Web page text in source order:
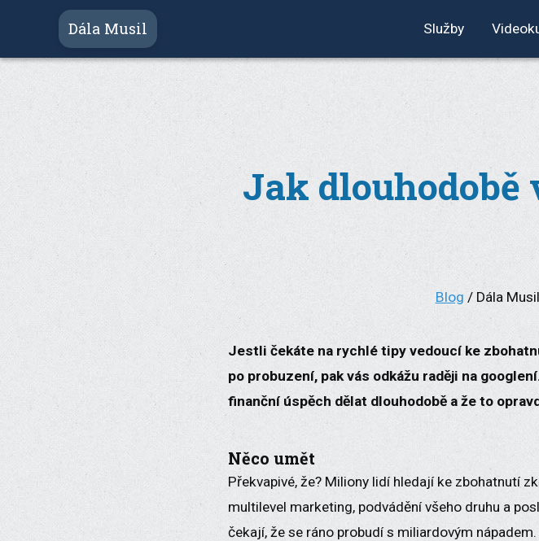
Dála Musil Služby
Jak
Blog / Dála
Jestli čekáte na rychlé tipy vedoucí ke
po probuzení, pak vás odkážu raději na
finanční úspěch dělat dlouhodobě a že to
Něco umět
Překvapivé, že? Miliony lidí hledají ke zbohatnutí
multilevel marketing, podvádění všeho druhu a
čekají, že se ráno probudí s miliardovým